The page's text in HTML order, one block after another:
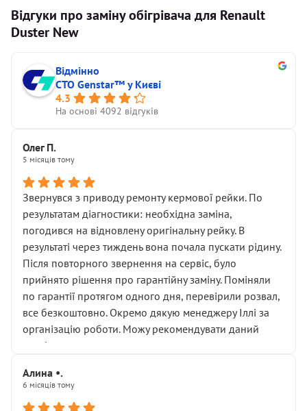
Відгуки про заміну обігрівача для Renault
Duster New
Відмінно
СТО Genstar™ у Києві
4.3
На основі 4092 відгуків
Олег П.
5 місяців тому
Звернувся з приводу ремонту кермової рейки. По
результатам діагностики: необхідна заміна,
погодився на відновлену оригінальну рейку. В
результаті через тиждень вона почала пускати рідину.
Після повторного звернення на сервіс, було
прийнято рішення про гарантійну заміну. Поміняли
по гарантії протягом одного дня, перевірили розвал,
все безкоштовно. Окремо дякую менеджеру Іллі за
організацію роботи. Можу рекомендувати даний
сервіс.
Алина •.
6 місяців тому